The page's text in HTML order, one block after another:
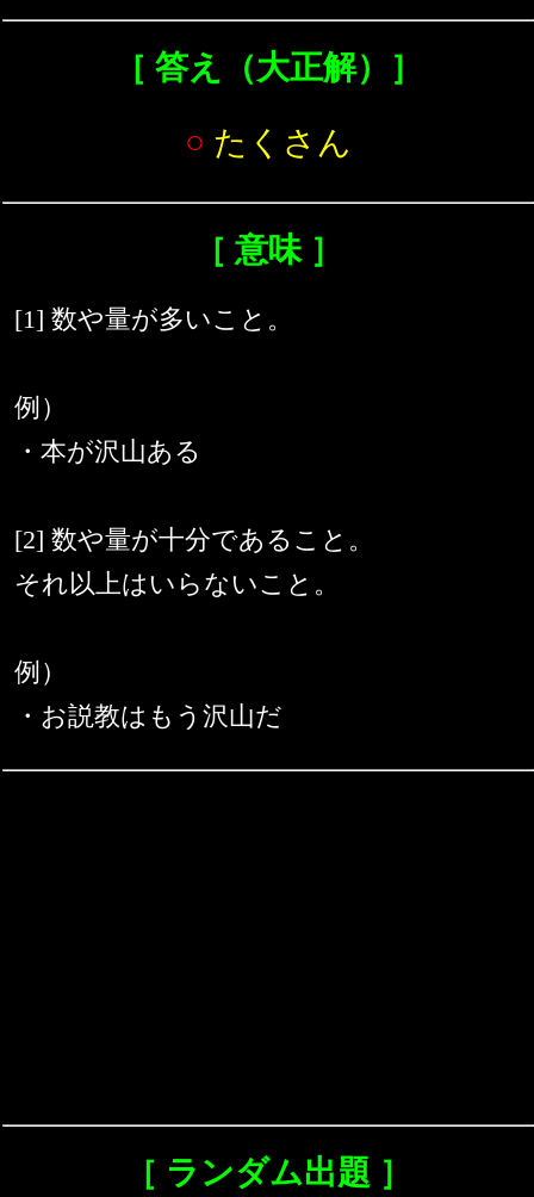
［ 答え（大正解）］
○ たくさん
［ 意味 ］
[1] 数や量が多いこと。
例）
・本が沢山ある
[2] 数や量が十分であること。
それ以上はいらないこと。
例）
・お説教はもう沢山だ
［ ランダム出題 ］